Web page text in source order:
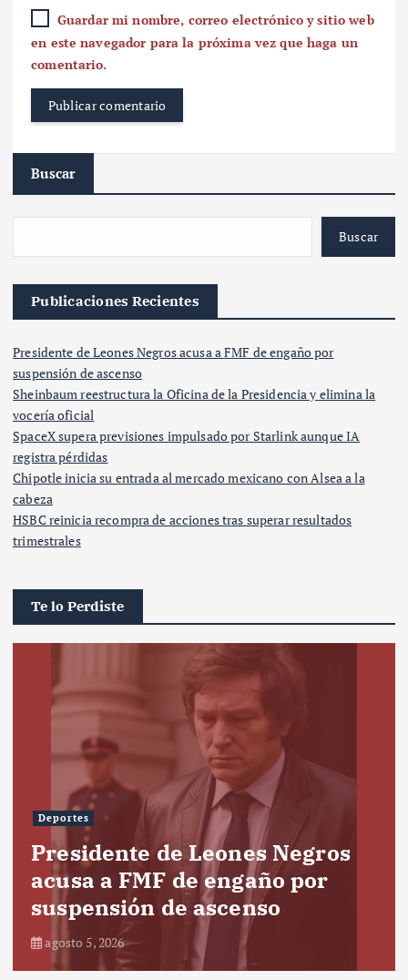
Guardar mi nombre, correo electrónico y sitio web
en este navegador para la próxima vez que haga un
comentario.
Buscar
Buscar
Publicaciones Recientes
Presidente de Leones Negros acusa a FMF de engaño por
suspensión de ascenso
Sheinbaum reestructura la Oficina de la Presidencia y elimina la
vocería oficial
SpaceX supera previsiones impulsado por Starlink aunque IA
registra pérdidas
Chipotle inicia su entrada al mercado mexicano con Alsea a la
cabeza
HSBC reinicia recompra de acciones tras superar resultados
trimestrales
Te lo Perdiste
Deportes
Presidente de Leones Negros
acusa a FMF de engaño por
suspensión de ascenso
agosto 5, 2026